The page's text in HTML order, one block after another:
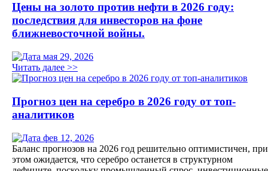
Цены на золото против нефти в 2026 году:
последствия для инвесторов на фоне
ближневосточной войны.
мая 29, 2026
Читать далее >>
Прогноз цен на серебро в 2026 году от топ-
аналитиков
фев 12, 2026
Баланс прогнозов на 2026 год решительно оптимистичен, при
этом ожидается, что серебро останется в структурном